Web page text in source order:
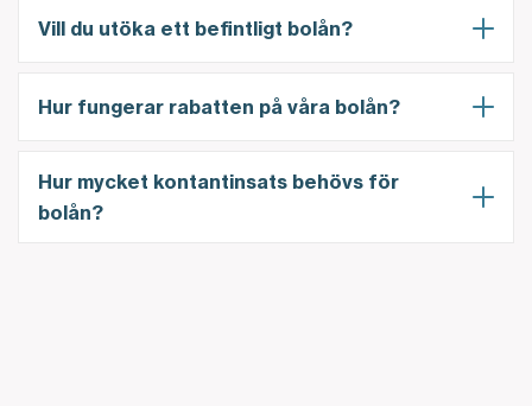
Vill du utöka ett befintligt bolån?
Hur fungerar rabatten på våra bolån?
Hur mycket kontantinsats behövs för
bolån?